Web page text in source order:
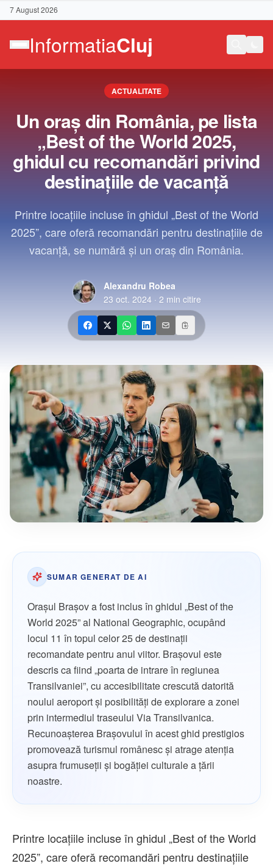
7 August 2026
Contact
ACTUALITATE
Un oraș din România, pe lista
„Best of the World 2025,
ghidul cu recomandări privind
destinațiile de vacanță
Printre locațiile incluse în ghidul „Best of the World
2025”, care oferă recomandări pentru destinațiile de
vacanță, se numără și un oraș din România.
Alexandru Robea
23 oct. 2024 · 2 min citire
SUMAR GENERAT DE AI
Orașul Brașov a fost inclus în ghidul „Best of the
World 2025” al National Geographic, ocupând
locul 11 în topul celor 25 de destinații
recomandate pentru anul viitor. Brașovul este
descris ca fiind „poarta de intrare în regiunea
Transilvaniei”, cu accesibilitate crescută datorită
noului aeroport și posibilități de explorare a zonei
prin intermediul traseului Via Transilvanica.
Recunoașterea Brașovului în acest ghid prestigios
promovează turismul românesc și atrage atenția
asupra frumuseții și bogăției culturale a țării
noastre.
Printre locațiile incluse în ghidul „Best of the World
2025”, care oferă recomandări pentru destinațiile